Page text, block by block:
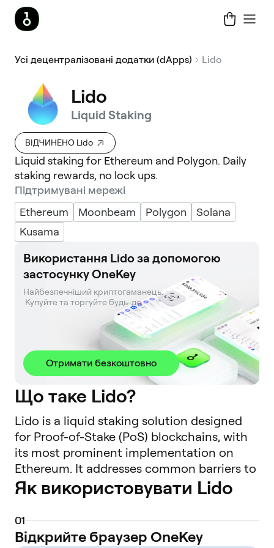
Усі децентралізовані додатки (dApps) Lido
Lido
Liquid Staking
ВІДЧИНЕНО Lido
Liquid staking for Ethereum and Polygon. Daily
staking rewards, no lock ups.
Підтримувані мережі
Ethereum
Moonbeam Polygon
Solana
Kusama
Використання Lido за допомогою
застосунку OneKey
Найбезпечніший криптогаманець.
Купуйте та торгуйте будь-де.
Отримати безкоштовно
Що таке Lido?
Lido is a liquid staking solution designed
for Proof-of-Stake (PoS) blockchains, with
its most prominent implementation on
Ethereum. It addresses common barriers to
native staking, such as high minimum
capital requirements (e.g., 32 ETH for a solo
validator), technical complexity, and the
illiquidity of staked assets. By using Lido,
Як використовувати Lido
01
Відкрийте браузер OneKey